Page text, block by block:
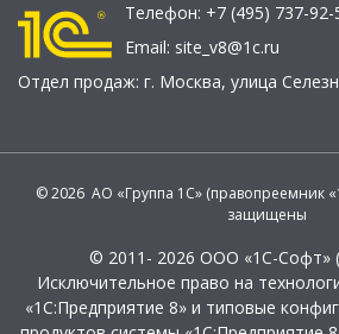
Телефон: +7 (495) 737-92-
Email: site_v8@1c.ru
Отдел продаж: г. Москва, улица
© 2026 АО «Группа 1С» (правопреемник
защищены
© 2011- 2026 ООО «1С-Софт» (
Исключительное право на
«1С:Предприятие 8» и типовые